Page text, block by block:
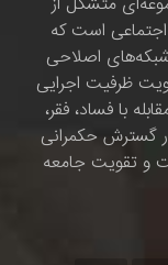
است که
اصلاحی
ظرفیت اجرایی
با فساد، فقر،
گسترش حکمرانی
و تقویت جامعه